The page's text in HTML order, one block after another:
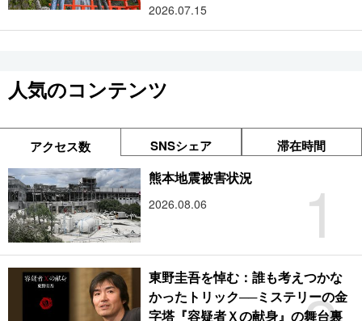
2026.07.15
人気のコンテンツ
アクセス数 SNSシェア 滞在時間
1
熊本地震被害状況
2026.08.06
東野圭吾を悼む：誰も考えつかな
かったトリック──ミステリーの金
字塔『容疑者Ｘの献身』の舞台裏